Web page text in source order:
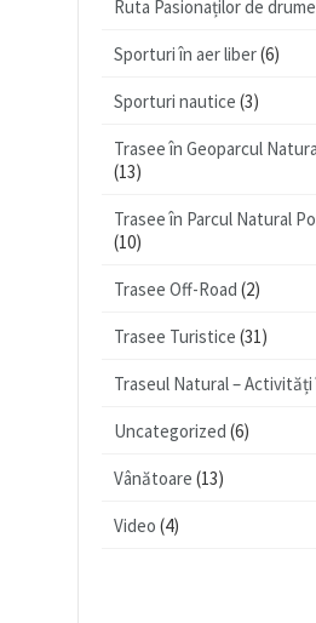
Ruta Pasionaților de
Sporturi în aer liber(6)
Sporturi nautice (3)
Trasee în Geoparcul
(13)
Trasee în Parcul Natural
(10)
Trasee Off-Road (2)
Trasee Turistice (31)
Traseul Natural –
Uncategorized (6)
Vânătoare (13)
Video (4)